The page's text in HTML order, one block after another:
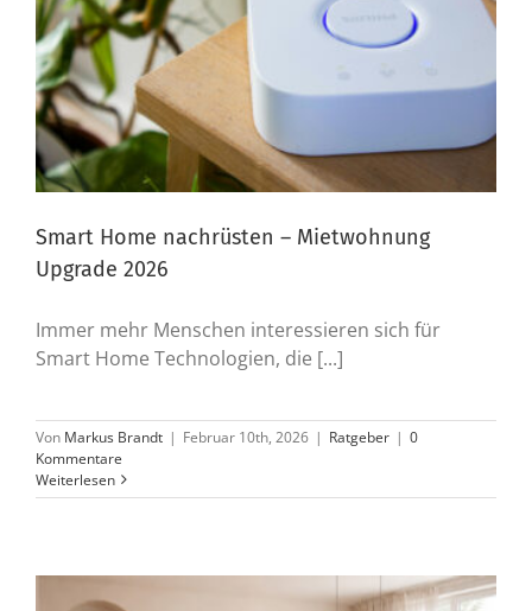
Smart Home nachrüsten – Mietwohnung
Upgrade 2026
Immer mehr Menschen interessieren sich für
Smart Home Technologien, die [...]
Von Markus Brandt | Februar 10th, 2026 | Ratgeber | 0
Kommentare
Weiterlesen